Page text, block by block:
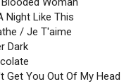
Night Like This
/ Je T'aime
Dark
Get You Out Of My Head